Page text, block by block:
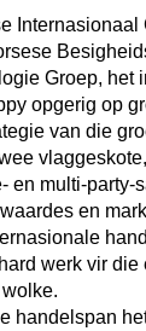
Internasionaal
Groep, het
opgerig op
van die
en multi-party-
en
werk vir
handelspan